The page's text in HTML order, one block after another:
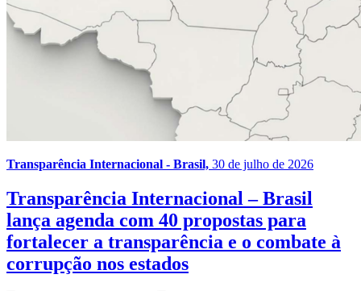
Transparência Internacional - Brasil, 30 de julho de 2026
Transparência Internacional – Brasil
lança agenda com 40 propostas para
fortalecer a transparência e o combate à
corrupção nos estados